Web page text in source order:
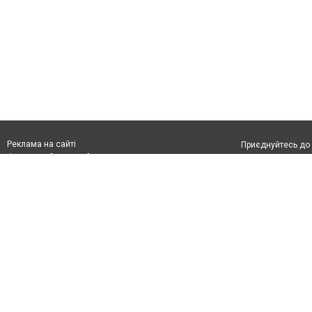
Реклама на сайті
Франшиза "CitySites"
Приєднуйтесь до